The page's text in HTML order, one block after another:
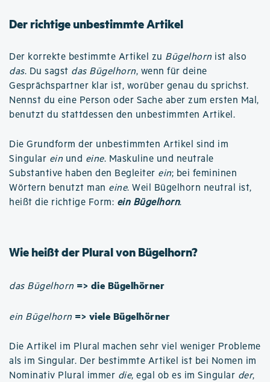
Der richtige unbestimmte Artikel
Der korrekte bestimmte Artikel zu Bügelhorn ist also
das. Du sagst das Bügelhorn, wenn für deine
Gesprächspartner klar ist, worüber genau du sprichst.
Nennst du eine Person oder Sache aber zum ersten Mal,
benutzt du stattdessen den unbestimmten Artikel.
Die Grundform der unbestimmten Artikel sind im
Singular ein und eine. Maskuline und neutrale
Substantive haben den Begleiter ein; bei femininen
Wörtern benutzt man eine. Weil Bügelhorn neutral ist,
heißt die richtige Form: ein Bügelhorn.
Wie heißt der Plural von Bügelhorn?
das Bügelhorn => die Bügelhörner
ein Bügelhorn => viele Bügelhörner
Die Artikel im Plural machen sehr viel weniger Probleme
als im Singular. Der bestimmte Artikel ist bei Nomen im
Nominativ Plural immer die, egal ob es im Singular der,